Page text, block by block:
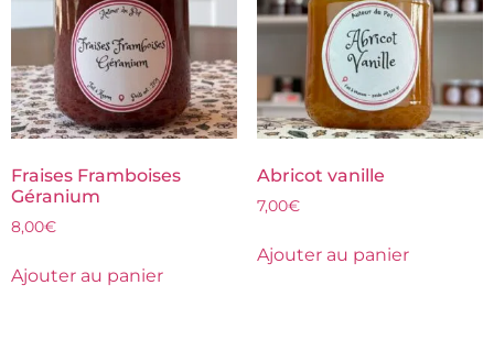
Fraises Framboises
Géranium
8,00€
Ajouter au panier
Abricot vanille
7,00€
Ajouter au panier